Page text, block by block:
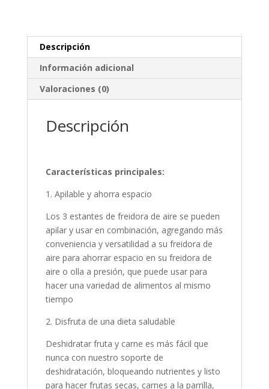
Descripción
Información adicional
Valoraciones (0)
Descripción
Características principales:
1. Apilable y ahorra espacio
Los 3 estantes de freidora de aire se pueden
apilar y usar en combinación, agregando más
conveniencia y versatilidad a su freidora de
aire para ahorrar espacio en su freidora de
aire o olla a presión, que puede usar para
hacer una variedad de alimentos al mismo
tiempo
2. Disfruta de una dieta saludable
Deshidratar fruta y carne es más fácil que
nunca con nuestro soporte de
deshidratación, bloqueando nutrientes y listo
para hacer frutas secas, carnes a la parrilla,